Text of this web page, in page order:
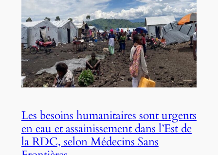
Les besoins humanitaires sont urgents
en eau et assainissement dans l’Est de
la RDC, selon Médecins Sans